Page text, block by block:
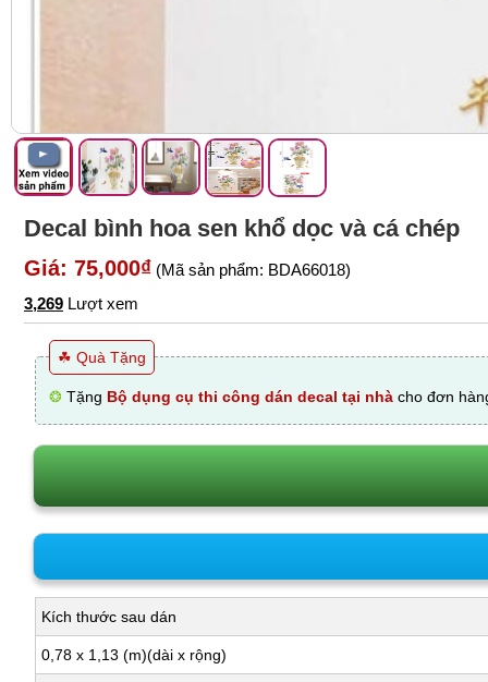
Decal bình hoa sen khổ dọc và cá chép
Giá: 75,000₫ (Mã sản phẩm: BDA66018)
3,269 Lượt xem
☘ Quà Tặng
❂ Tặng Bộ dụng cụ thi công dán decal tại nhà cho đơn
Kích thước sau dán
0,78 x 1,13 (m)(dài x rộng)